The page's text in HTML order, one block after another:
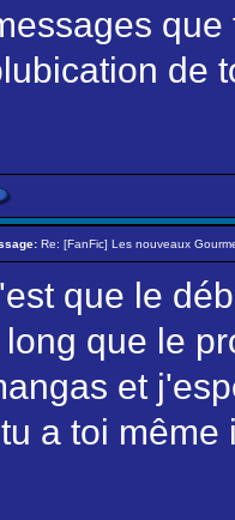
de
Re: [FanFic] Les nouveaux
que le
long que le
et
a toi